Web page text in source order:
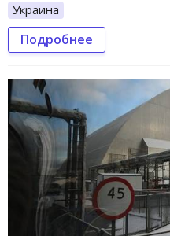
Украина
Подробнее